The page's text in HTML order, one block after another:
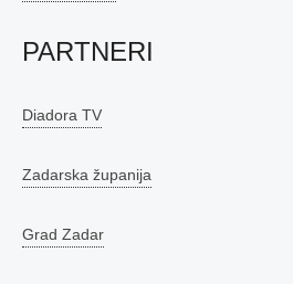
PARTNERI
Diadora TV
Zadarska županija
Grad Zadar